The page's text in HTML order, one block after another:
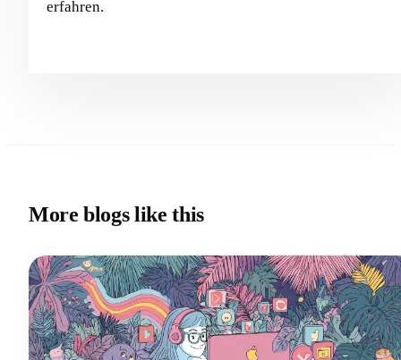
erfahren.
More blogs like this